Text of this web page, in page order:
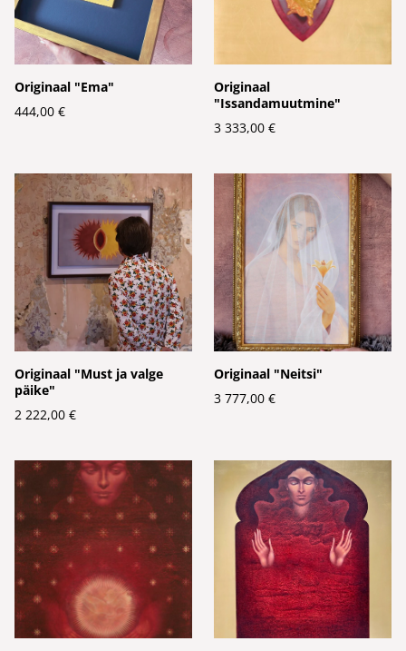
Originaal "Ema"
444,00 €
Originaal
"Issandamuutmine"
3 333,00 €
Originaal "Must ja valge
päike"
2 222,00 €
Originaal "Neitsi"
3 777,00 €